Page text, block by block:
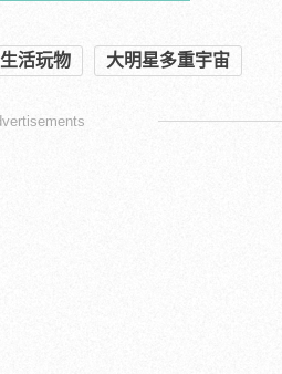
生活玩物 大明星多重宇宙